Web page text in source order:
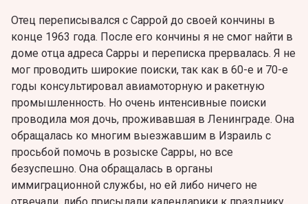
Отец переписывался с Саррой до своей кончины в
конце 1963 года. После его кончины я не смог найти в
доме отца адреса Сарры и переписка прервалась. Я не
мог проводить широкие поиски, так как в 60-е и 70-е
годы консультировал авиамоторную и ракетную
промышленность. Но очень интенсивные поиски
проводила моя дочь, проживавшая в Ленинграде. Она
обращалась ко многим выезжавшим в Израиль с
просьбой помочь в розыске Сарры, но все
безуспешно. Она обращалась в органы
иммиграционной службы, но ей либо ничего не